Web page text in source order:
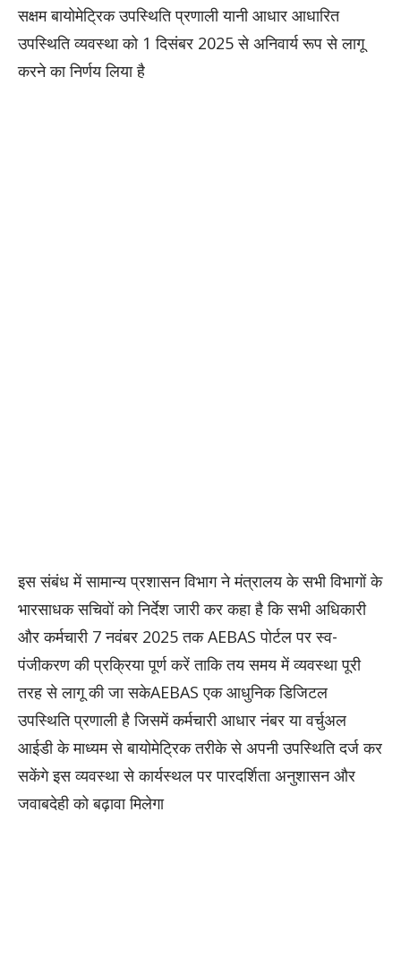
सक्षम बायोमेट्रिक उपस्थिति प्रणाली यानी आधार आधारित
उपस्थिति व्यवस्था को 1 दिसंबर 2025 से अनिवार्य रूप से लागू
करने का निर्णय लिया है
इस संबंध में सामान्य प्रशासन विभाग ने मंत्रालय के सभी विभागों के
भारसाधक सचिवों को निर्देश जारी कर कहा है कि सभी अधिकारी
और कर्मचारी 7 नवंबर 2025 तक AEBAS पोर्टल पर स्व-
पंजीकरण की प्रक्रिया पूर्ण करें ताकि तय समय में व्यवस्था पूरी
तरह से लागू की जा सकेAEBAS एक आधुनिक डिजिटल
उपस्थिति प्रणाली है जिसमें कर्मचारी आधार नंबर या वर्चुअल
आईडी के माध्यम से बायोमेट्रिक तरीके से अपनी उपस्थिति दर्ज कर
सकेंगे इस व्यवस्था से कार्यस्थल पर पारदर्शिता अनुशासन और
जवाबदेही को बढ़ावा मिलेगा